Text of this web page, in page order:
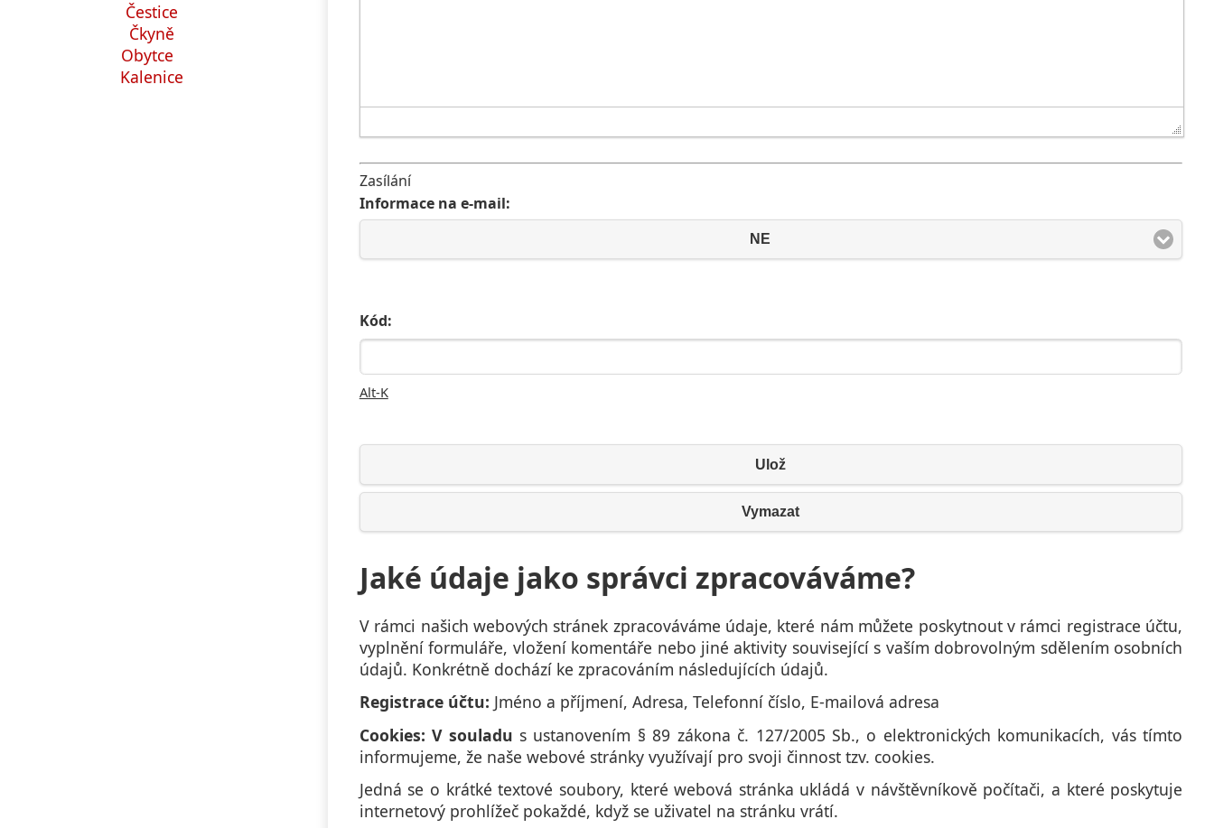
Zasílání
Informace na e-mail:
NE
Kód:
Alt-K
Ulož
Vymazat
Jaké údaje jako správci zpracováváme?
V rámci našich webových stránek zpracováváme údaje, které nám můžete poskytnout v rámci registrace účtu,
vyplnění formuláře, vložení komentáře nebo jiné aktivity související s vaším dobrovolným sdělením osobních
údajů. Konkrétně dochází ke zpracováním následujících údajů.
Registrace účtu: Jméno a příjmení, Adresa, Telefonní číslo, E-mailová adresa
Cookies: V souladu s ustanovením § 89 zákona č. 127/2005 Sb., o elektronických komunikacích, vás tímto
informujeme, že naše webové stránky využívají pro svoji činnost tzv. cookies.
Jedná se o krátké textové soubory, které webová stránka ukládá v návštěvníkově počítači, a které poskytuje
internetový prohlížeč pokaždé, když se uživatel na stránku vrátí.
Čestice
Čkyně
Obytce
Kalenice